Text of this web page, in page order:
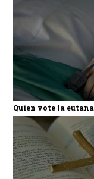
Quien vote la